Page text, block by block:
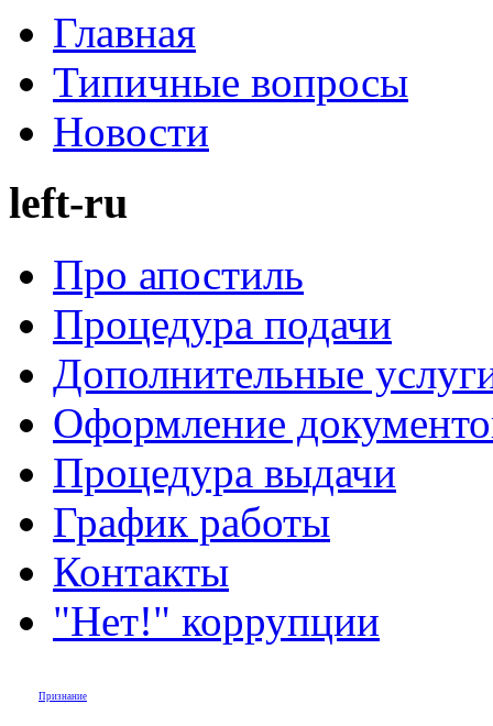
Главная
Типичные вопросы
Новости
left-ru
Про апостиль
Процедура подачи
Дополнительные
Оформление
Процедура выдачи
График работы
Контакты
"Нет!" коррупции
Признание